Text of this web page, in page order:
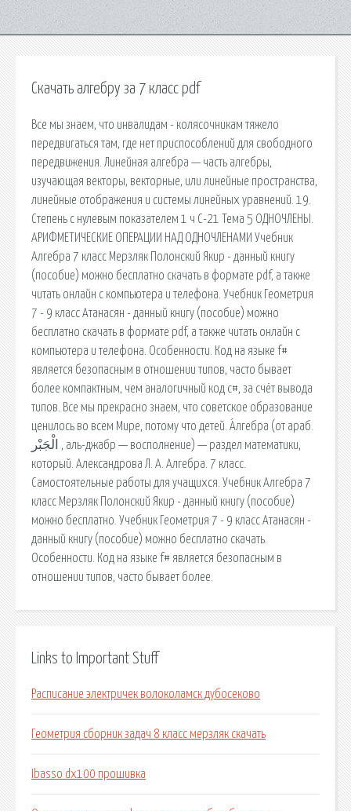
Скачать алгебру за 7 класс pdf
Все мы знаем, что инвалидам - колясочникам тяжело
передвигаться там, где нет приспособлений для свободного
передвижения. Линейная алгебра — часть алгебры,
изучающая векторы, векторные, или линейные пространства,
линейные отображения и системы линейных уравнений. 19.
Степень с нулевым показателем 1 ч С-21 Тема 5 ОДНОЧЛЕНЫ.
АРИФМЕТИЧЕСКИЕ ОПЕРАЦИИ НАД ОДНОЧЛЕНАМИ Учебник
Алгебра 7 класс Мерзляк Полонский Якир - данный книгу
(пособие) можно бесплатно скачать в формате pdf, а также
читать онлайн с компьютера и телефона. Учебник Геометрия
7 - 9 класс Атанасян - данный книгу (пособие) можно
бесплатно скачать в формате pdf, а также читать онлайн с
компьютера и телефона. Особенности. Код на языке f#
является безопасным в отношении типов, часто бывает
более компактным, чем аналогичный код c#, за счёт вывода
типов. Все мы прекрасно знаем, что советское образование
ценилось во всем Мире, потому что детей. А́лгебра (от араб.
الْجَبْر ‎, аль-джабр — восполнение) — раздел математики,
который. Александрова Л. А. Алгебра. 7 класс.
Самостоятельные работы для учащихся. Учебник Алгебра 7
класс Мерзляк Полонский Якир - данный книгу (пособие)
можно бесплатно. Учебник Геометрия 7 - 9 класс Атанасян -
данный книгу (пособие) можно бесплатно скачать.
Особенности. Код на языке f# является безопасным в
отношении типов, часто бывает более.
Links to Important Stuff
Расписание электричек волоколамск дубосеково
Геометрия сборник задач 8 класс мерзляк скачать
Ibasso dx100 прошивка